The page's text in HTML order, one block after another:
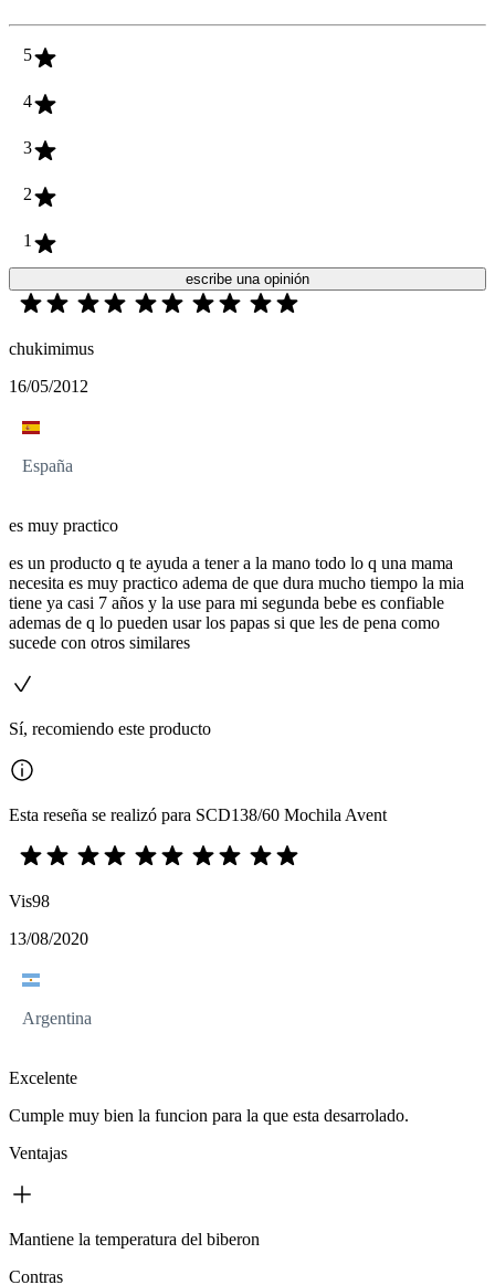
5
4
3
2
1
escribe una opinión
chukimimus
16/05/2012
España
es muy practico
es un producto q te ayuda a tener a la mano todo lo q una mama
necesita es muy practico adema de que dura mucho tiempo la mia
tiene ya casi 7 años y la use para mi segunda bebe es confiable
ademas de q lo pueden usar los papas si que les de pena como
sucede con otros similares
Sí, recomiendo este producto
Esta reseña se realizó para SCD138/60 Mochila Avent
Vis98
13/08/2020
Argentina
Excelente
Cumple muy bien la funcion para la que esta desarrolado.
Ventajas
Mantiene la temperatura del biberon
Contras